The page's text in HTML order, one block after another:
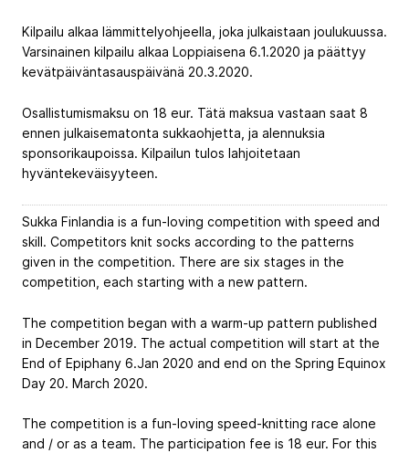
Kilpailu alkaa lämmittelyohjeella, joka julkaistaan joulukuussa.
Varsinainen kilpailu alkaa Loppiaisena 6.1.2020 ja päättyy
kevätpäiväntasauspäivänä 20.3.2020.
Osallistumismaksu on 18 eur. Tätä maksua vastaan saat 8
ennen julkaisematonta sukkaohjetta, ja alennuksia
sponsorikaupoissa. Kilpailun tulos lahjoitetaan
hyväntekeväisyyteen.
Sukka Finlandia is a fun-loving competition with speed and
skill. Competitors knit socks according to the patterns
given in the competition. There are six stages in the
competition, each starting with a new pattern.
The competition began with a warm-up pattern published
in December 2019. The actual competition will start at the
End of Epiphany 6.Jan 2020 and end on the Spring Equinox
Day 20. March 2020.
The competition is a fun-loving speed-knitting race alone
and / or as a team. The participation fee is 18 eur. For this